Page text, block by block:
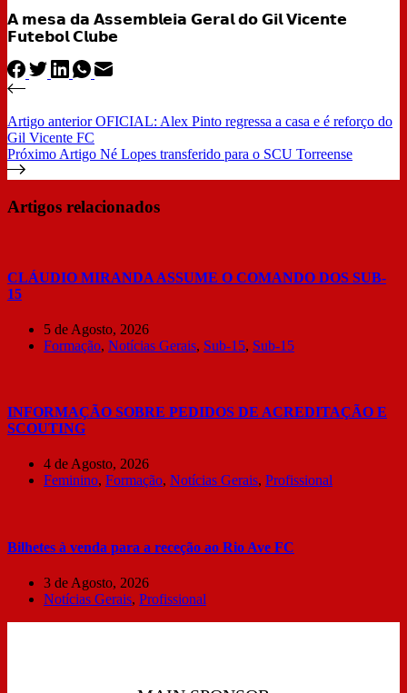
𝗔 𝗺𝗲𝘀𝗮 𝗱𝗮 𝗔𝘀𝘀𝗲𝗺𝗯𝗹𝗲𝗶𝗮 𝗚𝗲𝗿𝗮𝗹 𝗱𝗼 𝗚𝗶𝗹 𝗩𝗶𝗰𝗲𝗻𝘁𝗲
𝗙𝘂𝘁𝗲𝗯𝗼𝗹 𝗖𝗹𝘂𝗯𝗲
Artigo anteriorOFICIAL: Alex Pinto regressa a casa e é reforço do
Gil Vicente FC
Próximo Artigo Né Lopes transferido para o SCU Torreense
Artigos relacionados
CLÁUDIO MIRANDA ASSUME O COMANDO DOS SUB-
15
5 de Agosto, 2026
Formação, Notícias Gerais, Sub-15, Sub-15
INFORMAÇÃO SOBRE PEDIDOS DE ACREDITAÇÃO E
SCOUTING
4 de Agosto, 2026
Feminino, Formação, Notícias Gerais, Profissional
Bilhetes à venda para a receção ao Rio Ave FC
3 de Agosto, 2026
Notícias Gerais, Profissional